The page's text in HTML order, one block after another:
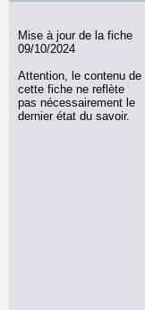
Mise à jour de la fiche
09/10/2024
Attention, le contenu de
cette fiche ne reflète
pas nécessairement le
dernier état du savoir.